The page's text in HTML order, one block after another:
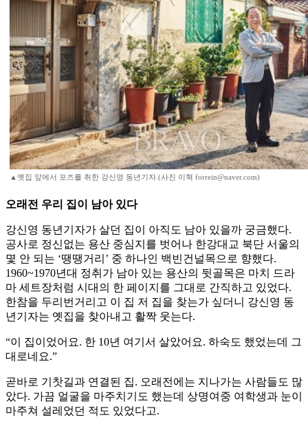
▲옛집 앞에서 포즈를 취한 강신영 동년기자.(사진 이혁 forrein@naver.com)
오래전 우리 집이 남아 있다
강신영 동년기자가 살던 집이 아직도 남아 있을까 궁금했다.
공사로 정신없는 용산 중심지를 벗어나 한강대교 북단 서울의
몇 안 되는 ‘땡땡거리’ 중 하나인 백빈건널목으로 향했다.
1960~1970년대 정취가 남아 있는 용산의 뒷골목은 마치 드라
마 세트장처럼 시대의 한 페이지를 그대로 간직하고 있었다.
한참을 두리번거리고 이 집 저 집을 찾는가 싶더니 강신영 동
년기자는 옛집을 찾아내고 활짝 웃는다.
“이 집이었어요. 한 10년 여기서 살았어요. 하숙도 했었는데 그
대로네요.”
곧바로 기찻길과 연결된 집. 오래전에는 지나가는 사람들도 많
았다. 가끔 얼굴을 마주치기도 했는데 상명여중 여학생과 눈이
마주쳐 설레었던 적도 있었다고.